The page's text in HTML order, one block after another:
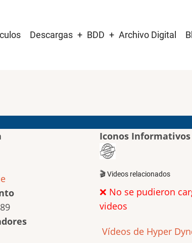
Descargas BDD Archivo Digital
Iconos Informativos
🎬 Videos relacionados
❌ No se pudieron
videos
Vídeos de Hyper